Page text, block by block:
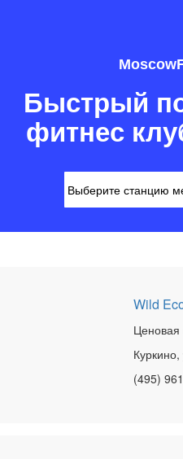
Быстрый
фитнес
Wild
Ценовая
(495)